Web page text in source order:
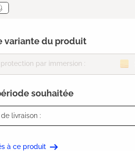
variante du produit
par immersion :
souhaitée
livraison :
à ce produit